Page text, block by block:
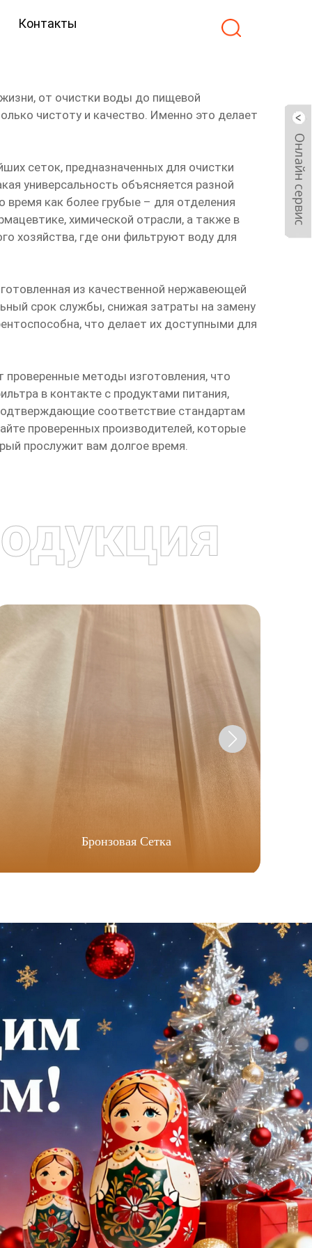
Контакты
от очистки воды до пищевой
чистоту и качество. Именно это делает
сеток, предназначенных для очистки
универсальность объясняется разной
время как более грубые – для отделения
химической отрасли, а также в
хозяйства, где они фильтруют воду для
из качественной нержавеющей
срок службы, снижая затраты на замену
что делает их доступными для
методы изготовления, что
в контакте с продуктами питания,
соответствие стандартам
проверенных производителей, которые
прослужит вам долгое время.
Бронзовая Сетка